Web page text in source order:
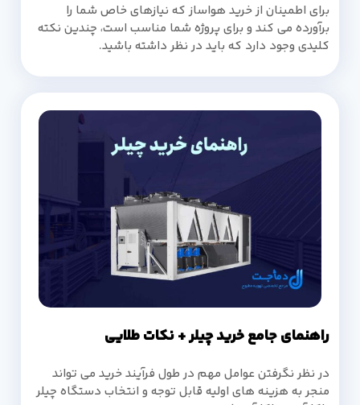
برای اطمینان از خرید هواساز که نیازهای خاص شما را
برآورده می کند و برای پروژه شما مناسب است، چندین نکته
کلیدی وجود دارد که باید در نظر داشته باشید.
راهنمای جامع خرید چیلر + نکات طلایی
در نظر نگرفتن عوامل مهم در طول فرآیند خرید می تواند
منجر به هزینه های اولیه قابل توجه و انتخاب دستگاه چیلر